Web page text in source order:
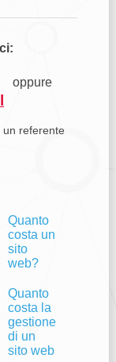
oppure
un referente
Quanto
costa un
sito
web?
Quanto
costa la
gestione
di un
sito web